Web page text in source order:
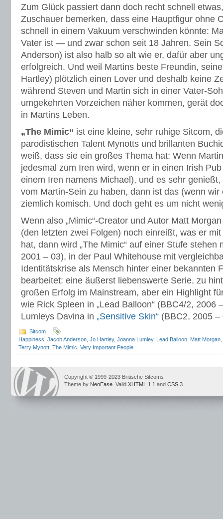
Zum Glück passiert dann doch recht schnell
Zuschauer bemerken, dass eine Hauptfigur ohne
schnell in einem Vakuum verschwinden könnte:
Vater ist — und zwar schon seit 18 Jahren. Sein
Anderson) ist also halb so alt wie er, dafür aber
erfolgreich. Und weil Martins beste Freundin,
Hartley) plötzlich einen Lover und deshalb keine
während Steven und Martin sich in einer Vater-
umgekehrten Vorzeichen näher kommen, gerät
in Martins Leben.
„The Mimic“ ist eine kleine, sehr ruhige Sitcom,
parodistischen Talent Mynotts und brillanten
weiß, dass sie ein großes Thema hat: Wenn
jedesmal zum Iren wird, wenn er in einen Irish
einem Iren namens Michael), und es sehr
vom Martin-Sein zu haben, dann ist das (wenn
ziemlich komisch. Und doch geht es um nicht
Wenn also „Mimic“-Creator und Autor Matt
(den letzten zwei Folgen) noch einreißt, was er
hat, dann wird „The Mimic“ auf einer Stufe stehen
2001 – 03), in der Paul Whitehouse mit
Identitätskrise als Mensch hinter einer bekannten
bearbeitet: eine äußerst liebenswerte Serie, zu
großen Erfolg im Mainstream, aber ein Highlight
wie Rick Spleen in „Lead Balloon“ (BBC4/2, 2006
Lumleys Davina in „Sensitive Skin“ (BBC2, 2005 –
Sitcom
Happiness Jacob Anderson Jo Hartley, Joanna Lumley, Lead Balloon Matt Morgan
Terry Mynott The Mimic Very Important People
Copyright © 1999-2023 Britische Sitcoms
Theme by NeoEase . Valid XHTML 1.1 and CSS 3